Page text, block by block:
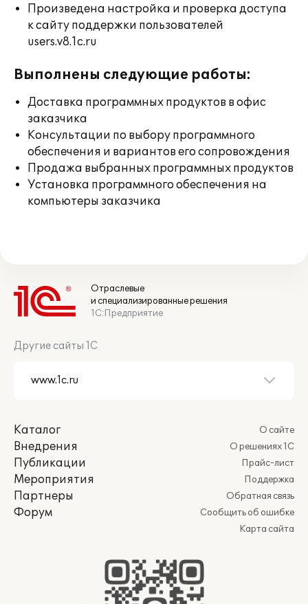
Произведена настройка и проверка доступа
к сайту поддержки пользователей
users.v8.1c.ru
Выполнены следующие работы:
Доставка программных продуктов в офис
заказчика
Консультации по выбору программного
обеспечения и вариантов его сопровождения
Продажа выбранных программных продуктов
Установка программного обеспечения на
компьютеры заказчика
Отраслевые
и специализированные решения
1С:Предприятие
Другие сайты 1С
Каталог
Внедрения
Публикации
Мероприятия
Партнеры
Форум
О сайте
О решениях 1С
Прайс-лист
Поддержка
Обратная связь
Сообщить об ошибке
Карта сайта